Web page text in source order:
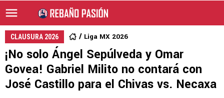
CLAUSURA 2026 Liga MX 2026
¡No solo Ángel Sepúlveda y Omar
Govea! Gabriel Milito no contará con
José Castillo para el Chivas vs. Necaxa